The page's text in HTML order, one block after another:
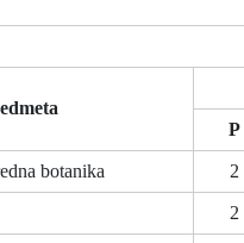
P
botanika 2
2